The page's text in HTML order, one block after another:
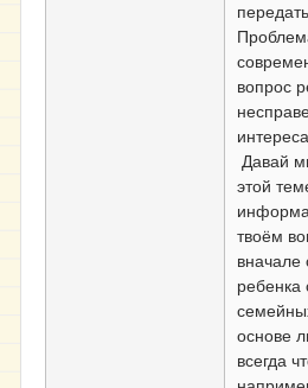
вопрос
Давай
этой
твоём
вначале
ребенка
основе
всегда